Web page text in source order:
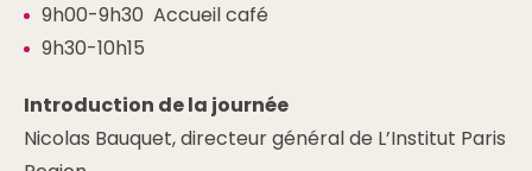
9h00-9h30 Accueil café
9h30-10h15
Introduction de la journée
Nicolas Bauquet, directeur général de L’Institut Paris